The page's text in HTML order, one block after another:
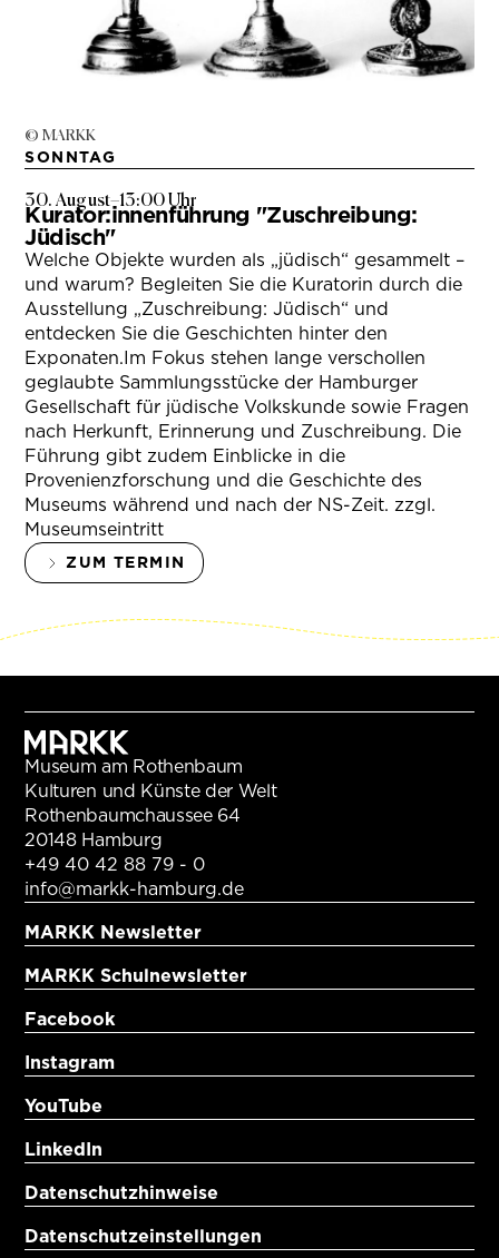
© MARKK
SONNTAG
30. August–13:00 Uhr
Kurator:innenführung "Zuschreibung:
Jüdisch"
Welche Objekte wurden als „jüdisch“ gesammelt –
und warum? Begleiten Sie die Kuratorin durch die
Ausstellung „Zuschreibung: Jüdisch“ und
entdecken Sie die Geschichten hinter den
Exponaten.Im Fokus stehen lange verschollen
geglaubte Sammlungsstücke der Hamburger
Gesellschaft für jüdische Volkskunde sowie Fragen
nach Herkunft, Erinnerung und Zuschreibung. Die
Führung gibt zudem Einblicke in die
Provenienzforschung und die Geschichte des
Museums während und nach der NS-Zeit. zzgl.
Museumseintritt
ZUM TERMIN
Museum am Rothenbaum
Kulturen und Künste der Welt
Rothenbaumchaussee 64
20148 Hamburg
+49 40 42 88 79 - 0
info@markk-hamburg.de
MARKK Newsletter
MARKK Schulnewsletter
Facebook
Instagram
YouTube
LinkedIn
Datenschutzhinweise
Datenschutzeinstellungen